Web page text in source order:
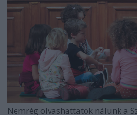
Nemrég olvashattatok nálunk a